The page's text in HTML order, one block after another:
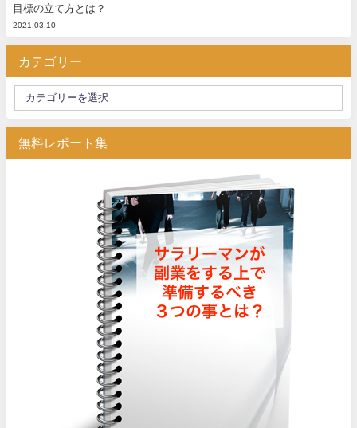
目標の立て方とは？
2021.03.10
カテゴリー
無料レポート集